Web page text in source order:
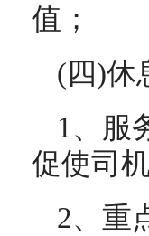
值；
(四)休
1、服
促使司
2、重